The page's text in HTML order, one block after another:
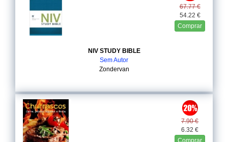
67.77 €
54.22 €
Comprar
NIV STUDY BIBLE
Sem Autor
Zondervan
7.90 €
6.32 €
Comprar